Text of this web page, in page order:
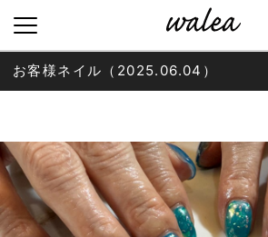
お客様ネイル（2025.06.04）